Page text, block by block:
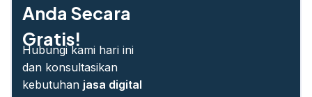
Anda Secara
Gratis!
Hubungi kami hari ini
dan konsultasikan
kebutuhan jasa digital